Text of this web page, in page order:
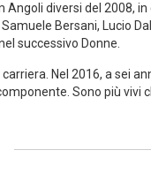
diversi del 2008, in
Bersani, Lucio
successivo Donne.
Nel 2016, a sei
Sono più vivi